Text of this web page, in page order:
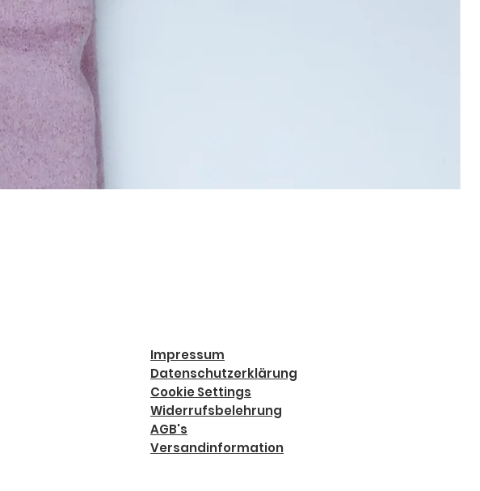
Impressum
Datenschutzerklärung
Cookie Settings
Widerrufsbelehrung
AGB's
Versandinformation